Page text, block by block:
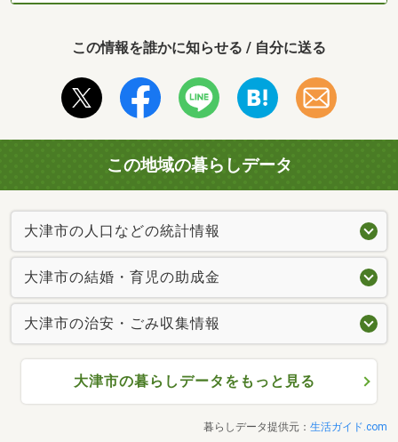
この情報を誰かに知らせる / 自分に送る
この地域の暮らしデータ
大津市の人口などの統計情報
大津市の結婚・育児の助成金
大津市の治安・ごみ収集情報
大津市の暮らしデータをもっと見る
暮らしデータ提供元： 生活ガイド.com